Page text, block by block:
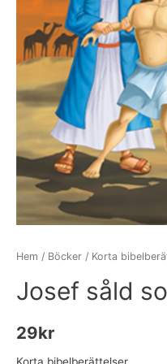
Hem / Böcker / Korta
Josef såld
29kr